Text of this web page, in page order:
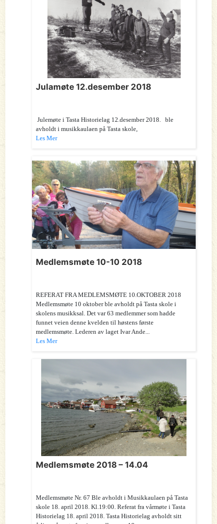
Julamøte 12.desember 2018
Julemøte i Tasta Historielag 12.desember 2018. ble
avholdt i musikkaulaen på Tasta skole,
Les Mer
Medlemsmøte 10-10 2018
REFERAT FRA MEDLEMSMØTE 10.OKTOBER 2018
Medlemsmøte 10 oktober ble avholdt på Tasta skole i
skolens musikksal. Det var 63 medlemmer som hadde
funnet veien denne kvelden til høstens første
medlemsmøte. Lederen av laget Ivar Ande...
Les Mer
Medlemsmøte 2018 – 14.04
Medlemsmøte Nr. 67 Ble avholdt i Musikkaulaen på Tasta
skole 18. april 2018. Kl.19:00. Referat fra vårmøte i Tasta
Historielag 18. april 2018. Tasta Historielag avholdt sitt